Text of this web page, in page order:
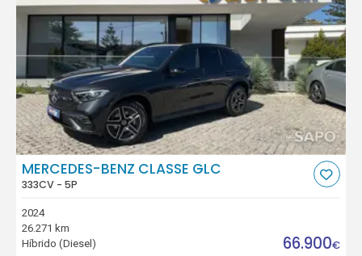
MERCEDES-BENZ CLASSE GLC
333CV - 5P
2024
26.271 km
Híbrido (Diesel)
66.900€